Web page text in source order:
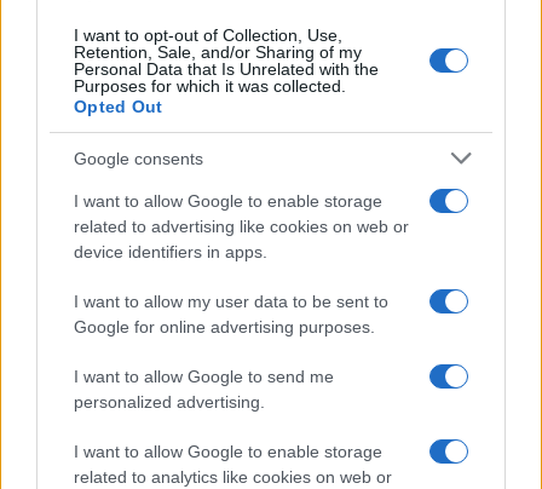
I want to opt-out of Collection, Use,
Retention, Sale, and/or Sharing of my
Personal Data that Is Unrelated with the
Purposes for which it was collected.
Opted Out
Google consents
I want to allow Google to enable storage
related to advertising like cookies on web or
device identifiers in apps.
I want to allow my user data to be sent to
Google for online advertising purposes.
I want to allow Google to send me
personalized advertising.
I want to allow Google to enable storage
related to analytics like cookies on web or
Inviaci le tue segnalazioni,
i tuoi video e le tue foto
345 356 7512
daGoogle News